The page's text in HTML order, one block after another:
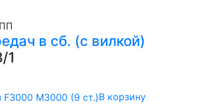
в сб. (с вилкой)
1
В корзину